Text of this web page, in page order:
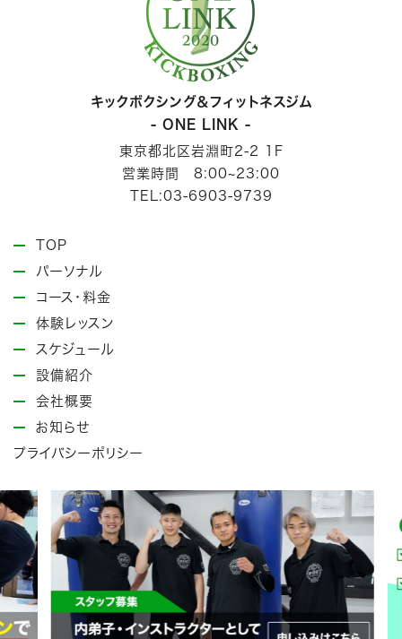
キックボクシング＆フィットネスジム
- ONE LINK -
東京都北区岩淵町2-2 1F
営業時間 8:00~23:00
TEL:03-6903-9739
TOP
パーソナル
コース・料金
体験レッスン
スケジュール
設備紹介
会社概要
お知らせ
プライバシーポリシー